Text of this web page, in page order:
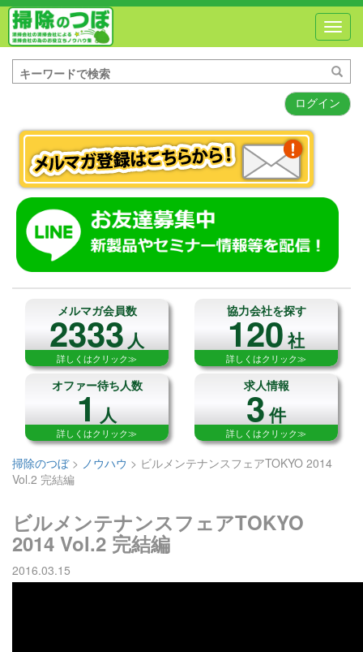
ログイン
メルマガ会員数
2333人
詳しくはクリック≫
協力会社を探す
120社
詳しくはクリック≫
オファー待ち人数
1人
詳しくはクリック≫
求人情報
3件
詳しくはクリック≫
掃除のつぼ> ノウハウ > ビルメンテナンスフェアTOKYO 2014
Vol.2 完結編
ビルメンテナンスフェアTOKYO
2014 Vol.2 完結編
2016.03.15